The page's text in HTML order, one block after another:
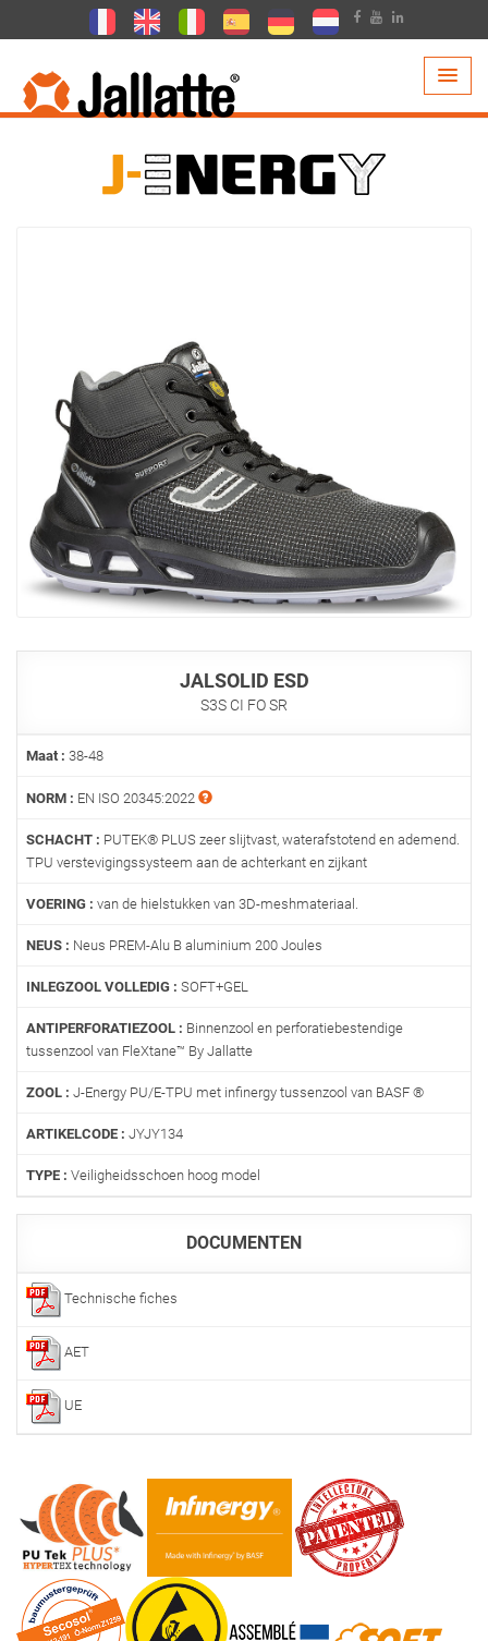
PRODUCTEN >COLLECTIE >
JALSOLID ESD
S3S CI FO SR
Maat : 38-48
NORM : EN ISO 20345:2022
SCHACHT : PUTEK® PLUS zeer slijtvast, waterafstotend en ademend.
TPU verstevigingssysteem aan de achterkant en zijkant
VOERING : van de hielstukken van 3D-meshmateriaal.
NEUS : Neus PREM-Alu B aluminium 200 Joules
INLEGZOOL VOLLEDIG : SOFT+GEL
ANTIPERFORATIEZOOL : Binnenzool en perforatiebestendige
tussenzool van FleXtane™ By Jallatte
ZOOL : J-Energy PU/E-TPU met infinergy tussenzool van BASF ®
ARTIKELCODE : JYJY134
TYPE : Veiligheidsschoen hoog model
DOCUMENTEN
Technische fiches
AET
UE